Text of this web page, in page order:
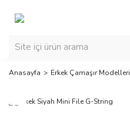
Anasayfa Erkek Çamaşır Modelleri